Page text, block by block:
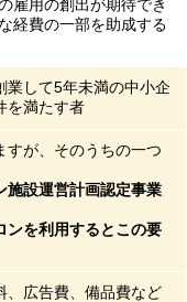
雇用の創出が期待でき
経費の一部を助成する
業して5年未満の中小企
を満たす者
すが、そのうちの一つ
施設運営計画認定事業
ンを利用するとこの要
、広告費、備品費など